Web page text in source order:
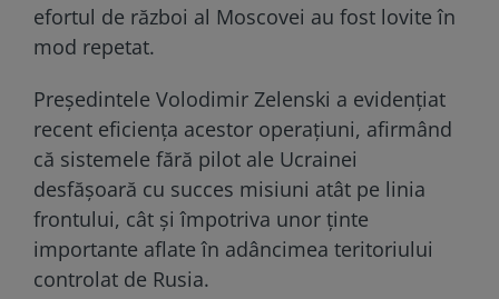
efortul de război al Moscovei au fost lovite în
mod repetat.
Președintele Volodimir Zelenski a evidențiat
recent eficiența acestor operațiuni, afirmând
că sistemele fără pilot ale Ucrainei
desfășoară cu succes misiuni atât pe linia
frontului, cât și împotriva unor ținte
importante aflate în adâncimea teritoriului
controlat de Rusia.